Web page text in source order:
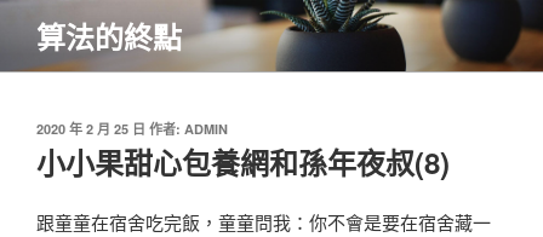
主
算法的終點
發
於
2020 年 2 月 25 日 作者: ADMIN
小小果甜心包養網和孫年夜叔(8)
跟童童在宿舍吃完飯，童童問我：你不會是要在宿舍藏一